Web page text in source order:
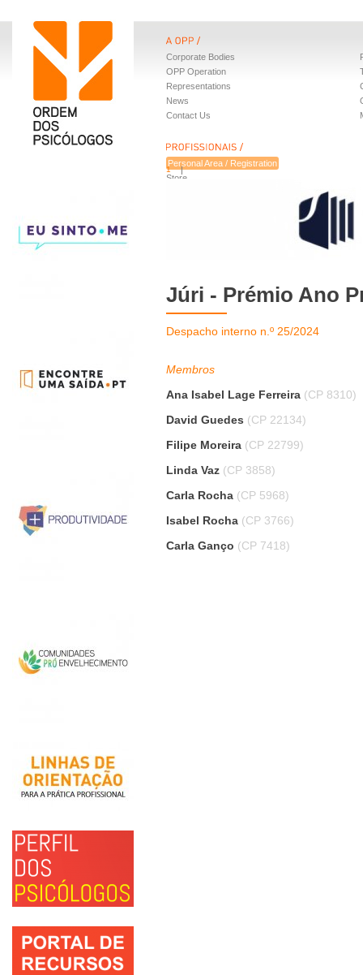
Corporate Bodies
OPP Operation
Representations
News
Contact Us
Personal Area / Registration
Store
1
Júri - Prémio Ano
Despacho interno n.º 25/2024
Membros
Ana Isabel Lage Ferreira (CP 8310)
David Guedes (CP 22134)
Filipe Moreira (CP 22799)
Linda Vaz (CP 3858)
Carla Rocha (CP 5968)
Isabel Rocha (CP 3766)
Carla Ganço (CP 7418)